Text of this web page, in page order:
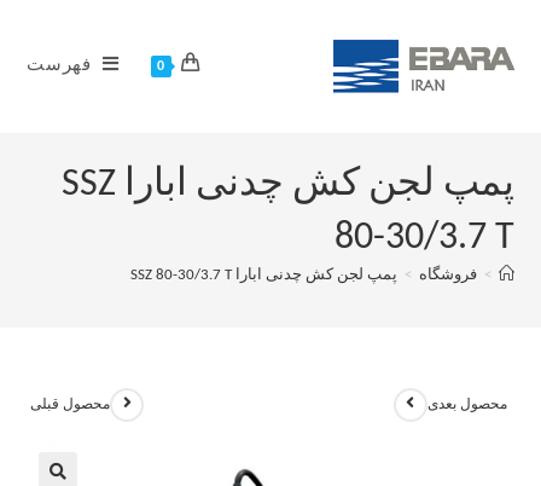
0 فهرست
پمپ لجن کش چدنی ابارا SSZ
80-30/3.7 T
> فروشگاه > پمپ لجن کش چدنی ابارا SSZ 80-30/3.7 T
محصول قبلی محصول بعدی